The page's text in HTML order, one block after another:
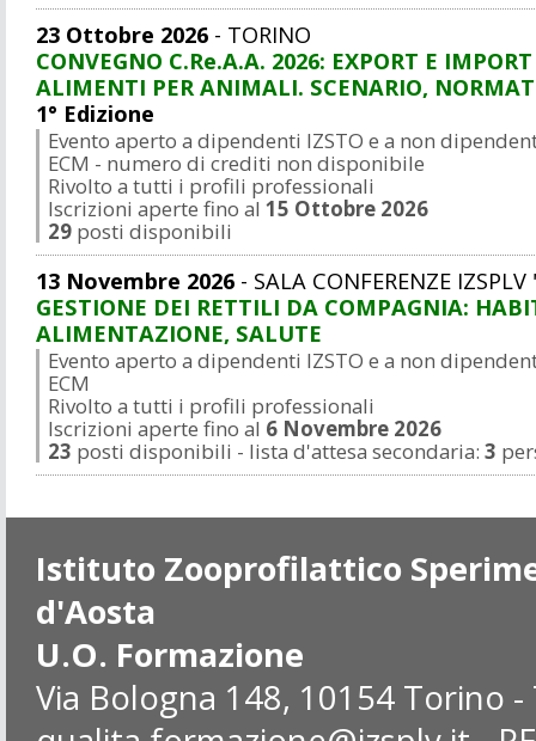
23 Ottobre 2026 - TORINO
CONVEGNO C.Re.A.A. 2026: EXPORT E
ALIMENTI PER ANIMALI. SCENARIO,
1° Edizione
Evento aperto a dipendenti IZSTO e a non
ECM - numero di crediti non disponibile
Rivolto a tutti i profili professionali
Iscrizioni aperte fino al 15 Ottobre 2026
29 posti disponibili
13 Novembre 2026 - SALA CONFERENZE
GESTIONE DEI RETTILI DA COMPAGNIA:
ALIMENTAZIONE, SALUTE
Evento aperto a dipendenti IZSTO e a non
ECM
Rivolto a tutti i profili professionali
Iscrizioni aperte fino al 6 Novembre 2026
23 posti disponibili - lista d'attesa secondaria: 3
Istituto Zooprofilattico
d'Aosta
U.O. Formazione
Via Bologna 148, 10154 Torino